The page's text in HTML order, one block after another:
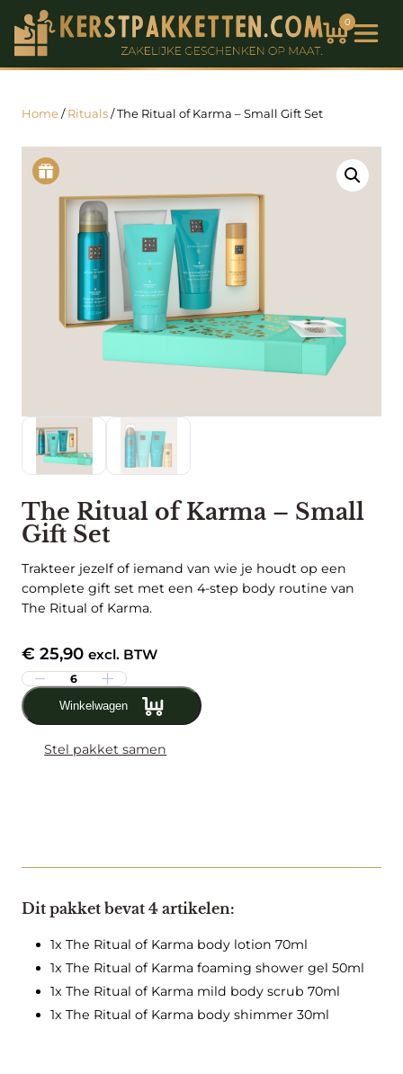
0
Home/Rituals/ The Ritual of Karma – Small Gift Set
The Ritual of Karma – Small
Gift Set
Trakteer jezelf of iemand van wie je houdt op een
complete gift set met een 4-step body routine van
The Ritual of Karma.
€ 25,90 excl. BTW
T
e
o
K
m
Winkelwagen
Stel pakket samen
Beschrijving
Dit pakket bevat 4 artikelen:
1x The Ritual of Karma body lotion 70ml
1x The Ritual of Karma foaming shower gel 50ml
1x The Ritual of Karma mild body scrub 70ml
1x The Ritual of Karma body shimmer 30ml